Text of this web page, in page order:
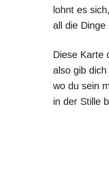
lohnt es
all die
Diese Karte
also gib
wo du sein
in der Stille